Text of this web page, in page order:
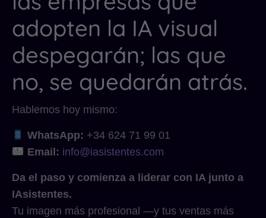
adopten la IA visual
despegarán; las que
no, se quedarán atrás.
Hablemos hoy mismo:
WhatsApp: +34 624 71 99 01
Email: info@iasistentes.com
Da el paso y comienza a liderar con IA junto a
IAsistentes.
Tu imagen más profesional —y tus ventas más